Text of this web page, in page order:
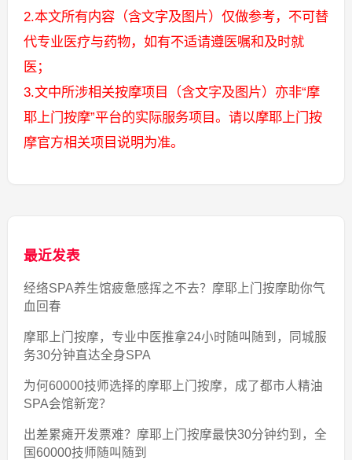
2.本文所有内容（含文字及图片）仅做参考，不可替
代专业医疗与药物，如有不适请遵医嘱和及时就
医；
3.文中所涉相关按摩项目（含文字及图片）亦非“摩
耶上门按摩”平台的实际服务项目。请以摩耶上门按
摩官方相关项目说明为准。
最近发表
经络SPA养生馆疲惫感挥之不去？摩耶上门按摩助你气
血回春
摩耶上门按摩，专业中医推拿24小时随叫随到，同城服
务30分钟直达全身SPA
为何60000技师选择的摩耶上门按摩，成了都市人精油
SPA会馆新宠？
出差累瘫开发票难？摩耶上门按摩最快30分钟约到，全
国60000技师随叫随到